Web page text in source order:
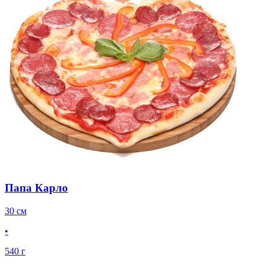
Папа Карло
30 см
•
540 г